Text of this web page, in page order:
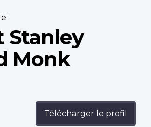
:
Stanley
Monk
Télécharger le profil